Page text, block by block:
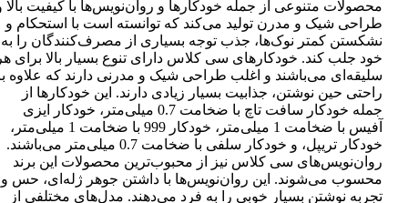
محصولات متنوعی از جمله خودکارها و روان‌نویس‌ها با کیفیت بالا
طراحی شیک و مدرن تولید می‌کند که توانسته است با استحکام و
نشکستن کمتر نوک‌ها، جذب توجه بسیاری از مصرف‌کنندگان را به
خود جلب کند. خودکارهای سی کلاس دارای تنوع بسیار بالا برای
سلیقه‌ای می‌باشند و اغلب طراحی شیک و مدرنی دارند که علاوه
راحتی حین نوشتن، جذابیت بسیار زیادی دارند. این خودکارها از
جمله خودکار سافت تاچ با ضخامت 0.7 میلی‌متر، خودکار ایزی
آفیس با ضخامت 1 میلی‌متر، خودکار 999 با ضخامت 1 میلی‌متر،
خودکار تریپل، و خودکار سلفی با ضخامت 0.7 میلی‌متر می‌باشند.
روان‌نویس‌های سی کلاس نیز از محبوب‌ترین محصولات این برند
محسوب می‌شوند. این روان‌نویس‌ها با داشتن جوهر ژله‌ای، حس و
تجربه نوشتن بسیار خوبی را به فرد می‌دهند. مدل‌های مختلفی از